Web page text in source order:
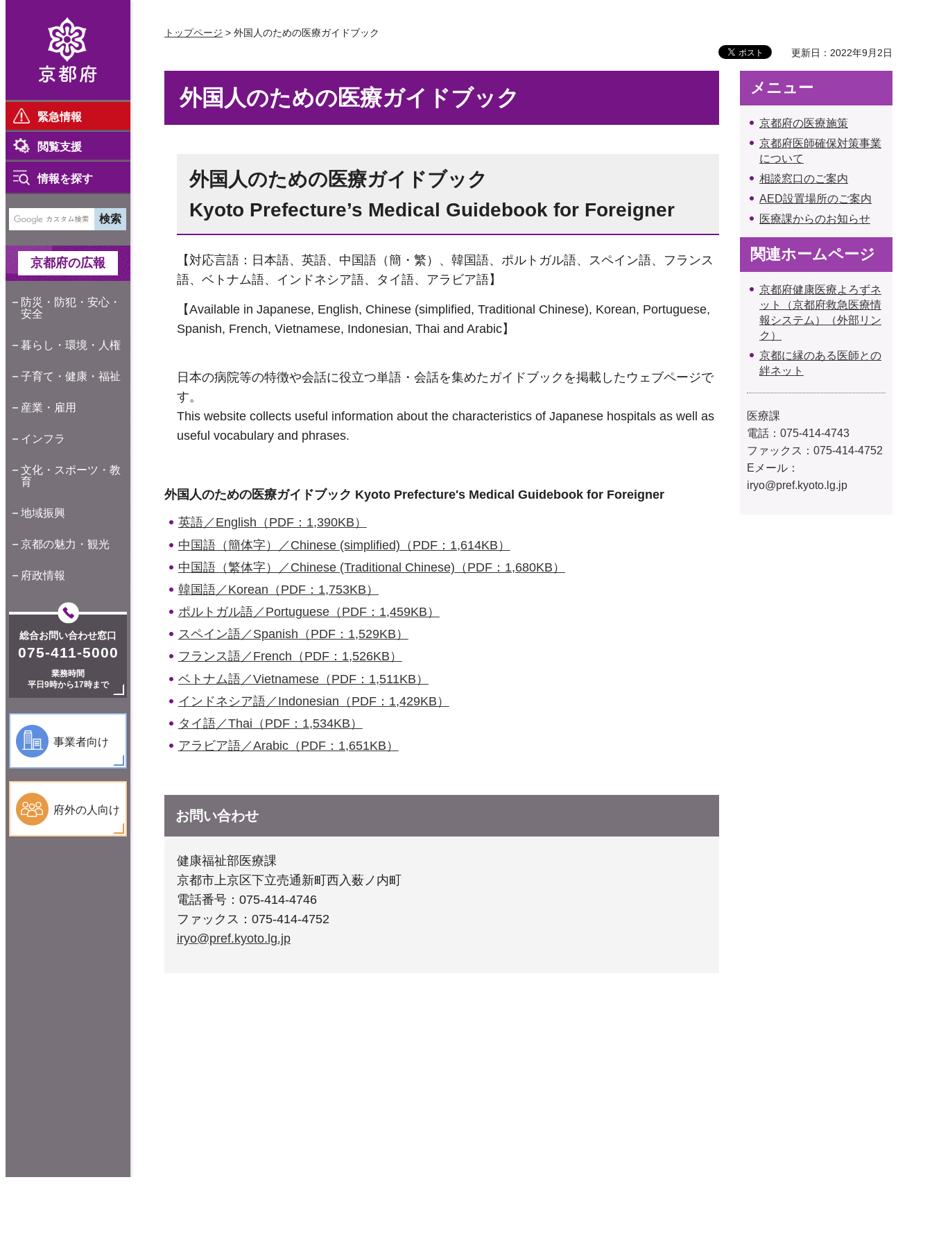
緊急情報
閲覧支援
情報を探す
京都府の広報
防災・防犯・安心・
安全
暮らし・環境・人権
子育て・健康・福祉
産業・雇用
インフラ
文化・スポーツ・教
育
地域振興
京都の魅力・観光
府政情報
総合お問い合わせ窓口
075-411-5000
業務時間
平日9時から17時まで
事業者向け
府外の人向け
トップページ > 外国人のための医療ガイドブック
更新日：2022年9月2日
外国人のための医療ガイドブック
外国人のための医療ガイドブック
Kyoto Prefecture’s Medical Guidebook for Foreigner
【対応言語：日本語、英語、中国語（簡・繁）、韓国語、ポルトガル語、スペイン語、フランス
語、ベトナム語、インドネシア語、タイ語、アラビア語】
【Available in Japanese, English, Chinese (simplified, Traditional Chinese), Korean, Portuguese,
Spanish, French, Vietnamese, Indonesian, Thai and Arabic】
日本の病院等の特徴や会話に役立つ単語・会話を集めたガイドブックを掲載したウェブページで
す。
This website collects useful information about the characteristics of Japanese hospitals as well as
useful vocabulary and phrases.
外国人のための医療ガイドブック Kyoto Prefecture's Medical Guidebook for Foreigner
英語／English（PDF：1,390KB）
中国語（簡体字）／Chinese (simplified)（PDF：1,614KB）
中国語（繁体字）／Chinese (Traditional Chinese)（PDF：1,680KB）
韓国語／Korean（PDF：1,753KB）
ポルトガル語／Portuguese（PDF：1,459KB）
スペイン語／Spanish（PDF：1,529KB）
フランス語／French（PDF：1,526KB）
ベトナム語／Vietnamese（PDF：1,511KB）
インドネシア語／Indonesian（PDF：1,429KB）
タイ語／Thai（PDF：1,534KB）
アラビア語／Arabic（PDF：1,651KB）
お問い合わせ
健康福祉部医療課
京都市上京区下立売通新町西入薮ノ内町
電話番号：075-414-4746
ファックス：075-414-4752
iryo@pref.kyoto.lg.jp
メニュー
京都府の医療施策
京都府医師確保対策事業
について
相談窓口のご案内
AED設置場所のご案内
医療課からのお知らせ
関連ホームページ
京都府健康医療よろずネ
ット（京都府救急医療情
報システム）（外部リン
ク）
京都に縁のある医師との
絆ネット
医療課
電話：075-414-4743
ファックス：075-414-4752
Eメール：
iryo@pref.kyoto.lg.jp